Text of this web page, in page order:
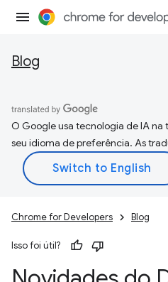
Blog
O Google usa tecnologia de IA
seu idioma de preferência. As
Chrome for Developers Blog
Isso foi útil?